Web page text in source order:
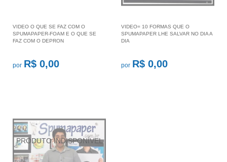
VIDEO O QUE SE FAZ COM O
SPUMAPAPER-FOAM E O QUE SE
FAZ COM O DEPRON
por R$ 0,00
VIDEO= 10 FORMAS QUE O
SPUMAPAPER LHE SALVAR NO DIA A
DIA
por R$ 0,00